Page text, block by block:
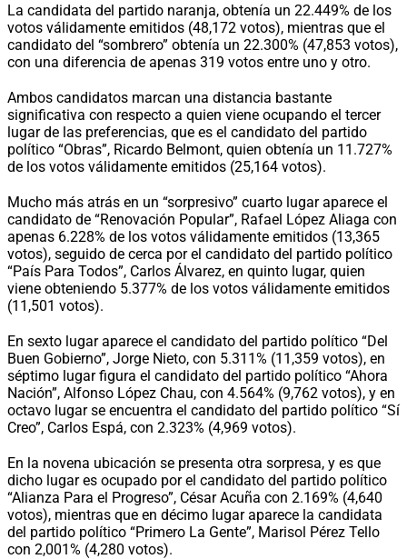
La candidata del partido naranja, obtenía un 22.449% de los
votos válidamente emitidos (48,172 votos), mientras que el
candidato del “sombrero” obtenía un 22.300% (47,853 votos),
con una diferencia de apenas 319 votos entre uno y otro.
Ambos candidatos marcan una distancia bastante
significativa con respecto a quien viene ocupando el tercer
lugar de las preferencias, que es el candidato del partido
político “Obras”, Ricardo Belmont, quien obtenía un 11.727%
de los votos válidamente emitidos (25,164 votos).
Mucho más atrás en un “sorpresivo” cuarto lugar aparece el
candidato de “Renovación Popular”, Rafael López Aliaga con
apenas 6.228% de los votos válidamente emitidos (13,365
votos), seguido de cerca por el candidato del partido político
“País Para Todos”, Carlos Álvarez, en quinto lugar, quien
viene obteniendo 5.377% de los votos válidamente emitidos
(11,501 votos).
En sexto lugar aparece el candidato del partido político “Del
Buen Gobierno”, Jorge Nieto, con 5.311% (11,359 votos), en
séptimo lugar figura el candidato del partido político “Ahora
Nación”, Alfonso López Chau, con 4.564% (9,762 votos), y en
octavo lugar se encuentra el candidato del partido político “Sí
Creo”, Carlos Espá, con 2.323% (4,969 votos).
En la novena ubicación se presenta otra sorpresa, y es que
dicho lugar es ocupado por el candidato del partido político
“Alianza Para el Progreso”, César Acuña con 2.169% (4,640
votos), mientras que en décimo lugar aparece la candidata
del partido político “Primero La Gente”, Marisol Pérez Tello
con 2,001% (4,280 votos).